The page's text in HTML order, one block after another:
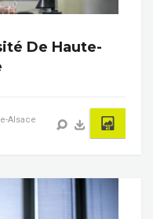
De Haute-
Alsace